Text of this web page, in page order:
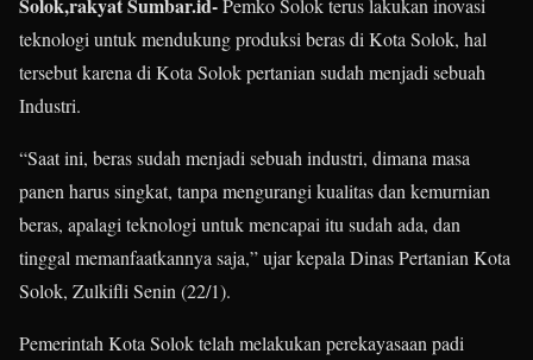
Pemko Solok terus lakukan inovasi
teknologi untuk mendukung produksi beras di Kota Solok, hal
tersebut karena di Kota Solok pertanian sudah menjadi sebuah
Industri.
“Saat ini, beras sudah menjadi sebuah industri, dimana masa
panen harus singkat, tanpa mengurangi kualitas dan kemurnian
beras, apalagi teknologi untuk mencapai itu sudah ada, dan
tinggal memanfaatkannya saja,” ujar kepala Dinas Pertanian Kota
Solok, Zulkifli Senin (22/1).
Pemerintah Kota Solok telah melakukan perekayasaan padi